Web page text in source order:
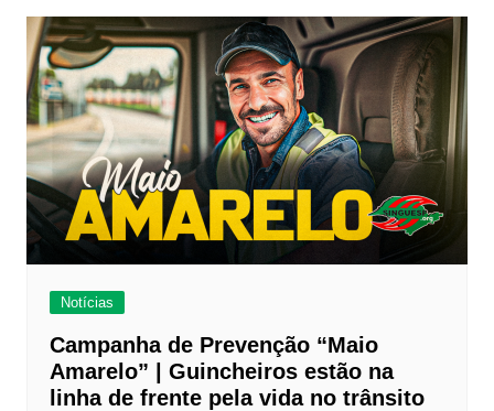
Notícias
Campanha de Prevenção “Maio
Amarelo” | Guincheiros estão na
linha de frente pela vida no trânsito